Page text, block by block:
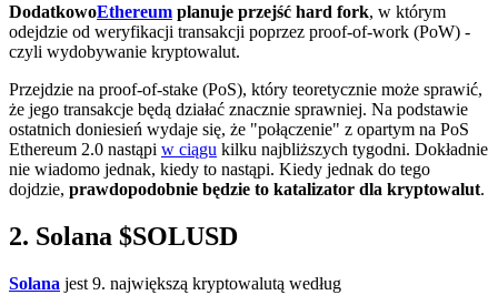
DodatkowoEthereum planuje przejść hard fork, w którym
odejdzie od weryfikacji transakcji poprzez proof-of-work (PoW) -
czyli wydobywanie kryptowalut.
Przejdzie na proof-of-stake (PoS), który teoretycznie może sprawić,
że jego transakcje będą działać znacznie sprawniej. Na podstawie
ostatnich doniesień wydaje się, że "połączenie" z opartym na PoS
Ethereum 2.0 nastąpi w ciągu kilku najbliższych tygodni. Dokładnie
nie wiadomo jednak, kiedy to nastąpi. Kiedy jednak do tego
dojdzie, prawdopodobnie będzie to katalizator dla kryptowalut.
2. Solana $SOLUSD
Solana jest 9. największą kryptowalutą według